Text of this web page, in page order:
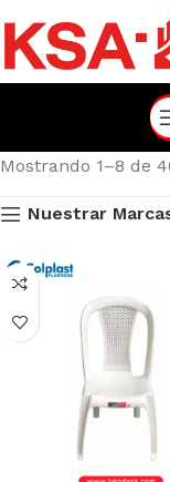
Mostrando 1–8 de
Nuestrar